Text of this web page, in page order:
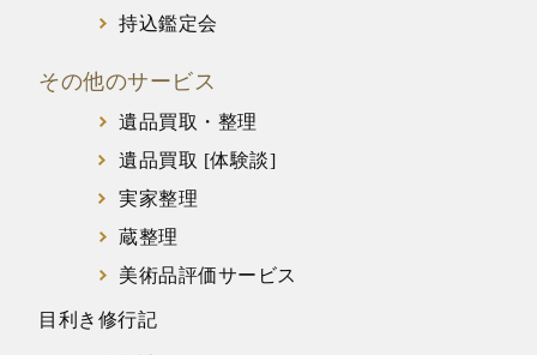
持込鑑定会
その他のサービス
遺品買取・整理
遺品買取 [体験談]
実家整理
蔵整理
美術品評価サービス
目利き修行記